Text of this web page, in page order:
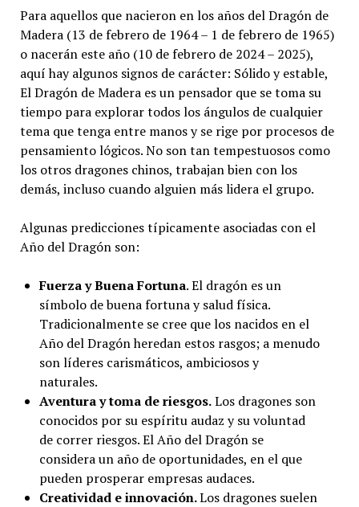
Para aquellos que nacieron en los años del Dragón de
Madera (13 de febrero de 1964 – 1 de febrero de 1965)
o nacerán este año (10 de febrero de 2024 – 2025),
aquí hay algunos signos de carácter: Sólido y estable,
El Dragón de Madera es un pensador que se toma su
tiempo para explorar todos los ángulos de cualquier
tema que tenga entre manos y se rige por procesos de
pensamiento lógicos. No son tan tempestuosos como
los otros dragones chinos, trabajan bien con los
demás, incluso cuando alguien más lidera el grupo.
Algunas predicciones típicamente asociadas con el
Año del Dragón son:
Fuerza y Buena Fortuna. El dragón es un
símbolo de buena fortuna y salud física.
Tradicionalmente se cree que los nacidos en el
Año del Dragón heredan estos rasgos; a menudo
son líderes carismáticos, ambiciosos y
naturales.
Aventura y toma de riesgos.Los dragones son
conocidos por su espíritu audaz y su voluntad
de correr riesgos. El Año del Dragón se
considera un año de oportunidades, en el que
pueden prosperar empresas audaces.
Creatividad e innovación.Los dragones suelen